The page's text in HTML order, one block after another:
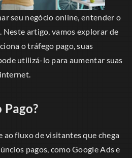
seu negócio online, entender o
Neste artigo, vamos explorar de
o tráfego pago, suas
utilizá-lo para aumentar suas
ao fluxo de visitantes que chega
pagos, como Google Ads e